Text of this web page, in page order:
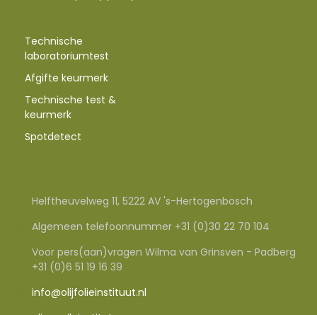
Technische
laboratoriumtest
Afgifte keurmerk
Technische test &
keurmerk
Spotdetect
Helftheuvelweg 11, 5222 AV 's-Hertogenbosch
Algemeen telefoonnummer +31 (0)30 22 70 104
Voor pers(aan)vragen Wilma van Grinsven - Padberg
+31 (0)6 51 19 16 39
info@olijfolieinstituut.nl